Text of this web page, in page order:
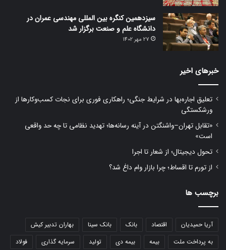
سیزدهمین کنگره بین المللی مهندسی عمران در
دانشگاه علم و صنعت برگزار شد
27 مهر 1402
خبرهای اخیر
تعلیق اجاره‌بها در شرایط جنگی؛ راهکاری فوری برای نجات کسب‌وکارها از
ورشکستگی
«تقابل تهران–واشنگتن در آینه رسانه‌ها؛ تهدید نظامی تا چه حد واقعی
است»
تحول دیجیتال؛ از شعار تا اجرا
از تورم تا اقساط؛ چرا بازار وام داغ شد؟
برچسب ها
آریا حمیدیان اقتصاد بانک بانک سینا
بهاران تدبیر کیش
به پرداخت ملت
بیمه بیمه دی تولید سرمایه گذاری
فولاد